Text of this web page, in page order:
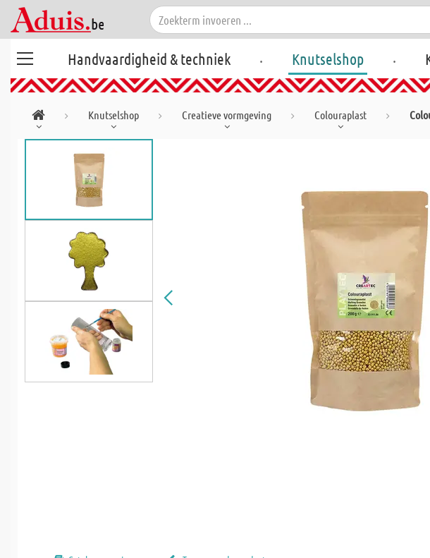
Handvaardigheid & techniek . Knutselshop .
Knutselshop Creatieve vormgeving Colouraplast